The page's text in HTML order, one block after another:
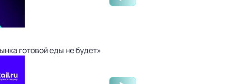
готовой еды не будет»